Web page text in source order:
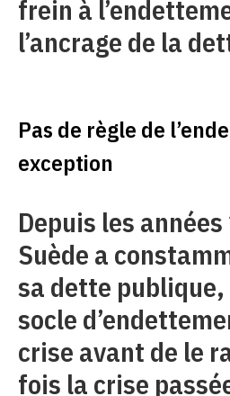
frein à
l’ancrage de la
Pas de règle de
exception
Depuis les
Suède a
sa dette
socle
crise avant de le
fois la crise